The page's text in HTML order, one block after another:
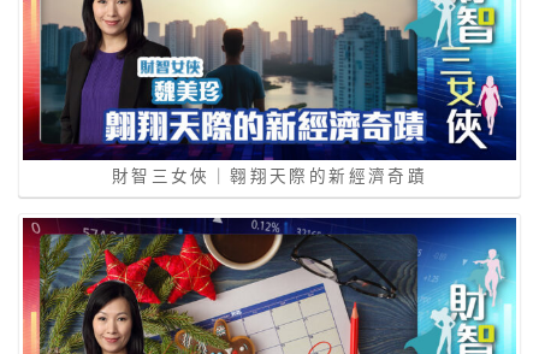
財智三女俠｜翱翔天際的新經濟奇蹟